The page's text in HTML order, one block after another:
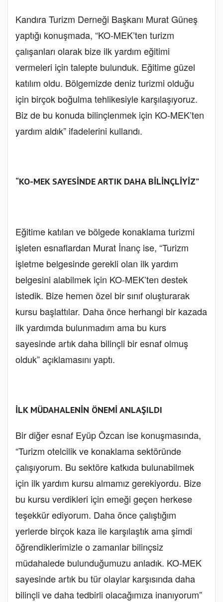
Kandıra Turizm Derneği Başkanı Murat Güneş
yaptığı konuşmada, “KO-MEK’ten turizm
çalışanları olarak bize ilk yardım eğitimi
vermeleri için talepte bulunduk. Eğitime güzel
katılım oldu. Bölgemizde deniz turizmi olduğu
için birçok boğulma tehlikesiyle karşılaşıyoruz.
Biz de bu konuda bilinçlenmek için KO-MEK’ten
yardım aldık” ifadelerini kullandı.
“KO-MEK SAYESİNDE ARTIK DAHA BİLİNÇLİYİZ”
Eğitime katılan ve bölgede konaklama turizmi
işleten esnaflardan Murat İnanç ise, “Turizm
işletme belgesinde gerekli olan ilk yardım
belgesini alabilmek için KO-MEK’ten destek
istedik. Bize hemen özel bir sınıf oluşturarak
kursu başlattılar. Daha önce herhangi bir kazada
ilk yardımda bulunmadım ama bu kurs
sayesinde artık daha bilinçli bir esnaf olmuş
olduk” açıklamasını yaptı.
İLK MÜDAHALENİN ÖNEMİ ANLAŞILDI
Bir diğer esnaf Eyüp Özcan ise konuşmasında,
“Turizm otelcilik ve konaklama sektöründe
çalışıyorum. Bu sektöre katkıda bulunabilmek
için ilk yardım kursu almamız gerekiyordu. Bize
bu kursu verdikleri için emeği geçen herkese
teşekkür ediyorum. Daha önce çalıştığım
yerlerde birçok kaza ile karşılaştık ama şimdi
öğrendiklerimizle o zamanlar bilinçsiz
müdahalede bulunduğumuzu anladık. KO-MEK
sayesinde artık bu tür olaylar karşısında daha
bilinçli ve daha tedbirli olacağımıza inanıyorum”